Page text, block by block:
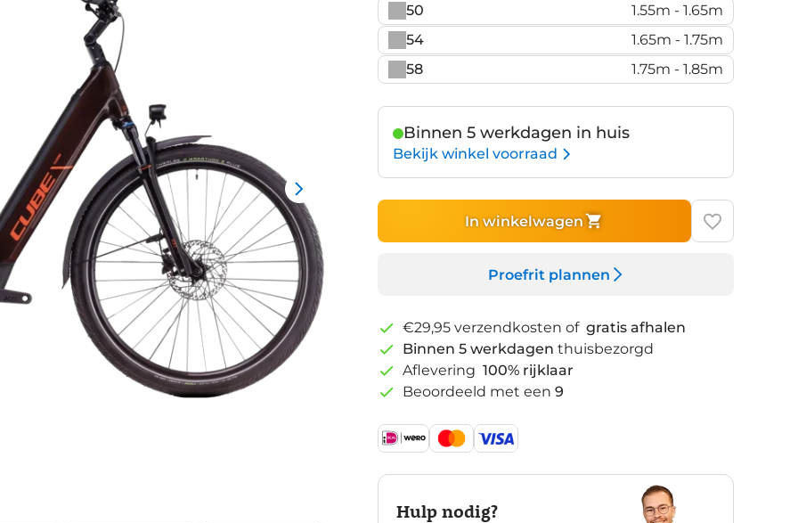
50
1.55m - 1.65m
54
1.65m - 1.75m
58
1.75m - 1.85m
Binnen 5 werkdagen in huis
Bekijk winkel voorraad
In winkelwagen
Proefrit plannen
€29,95 verzendkosten of gratis afhalen
Binnen 5 werkdagen thuisbezorgd
Aflevering 100% rijklaar
Beoordeeld met een 9
Hulp nodig?